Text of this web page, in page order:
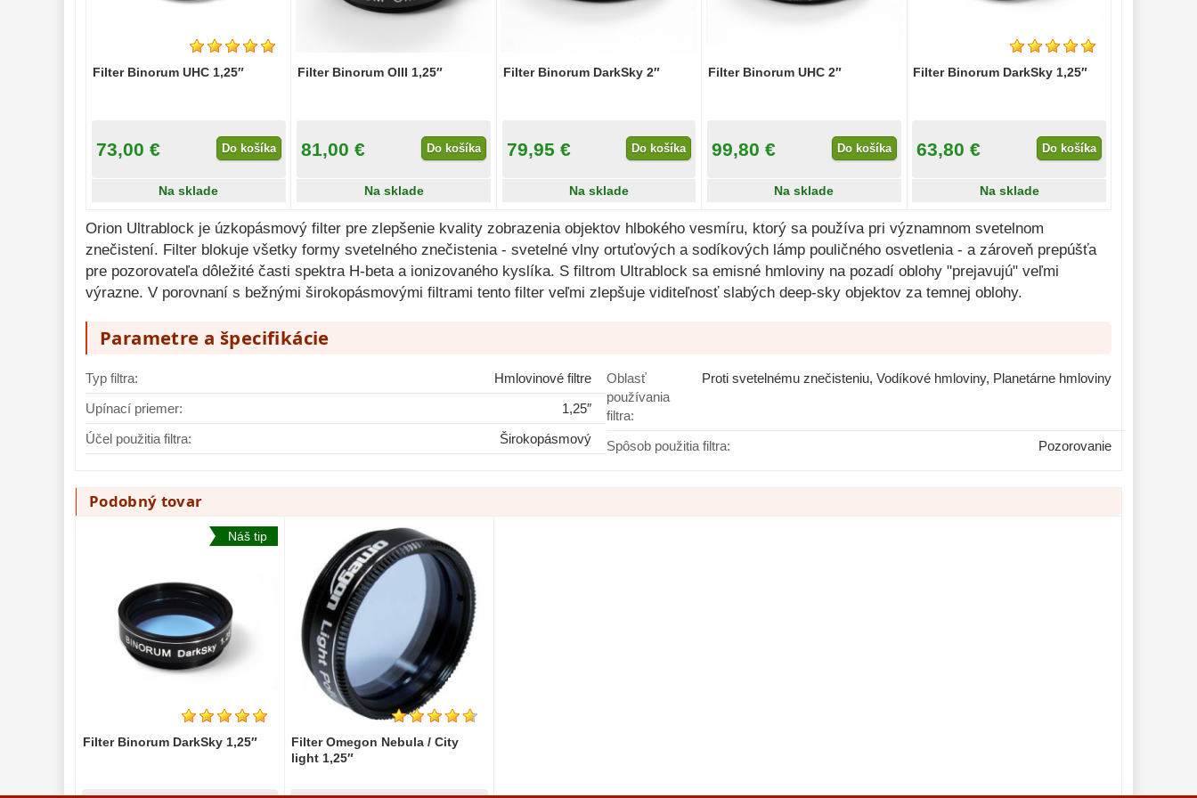
52
Literatúra
28
Filter Binorum UHC 1,25″
73,00 € Do košíka
Na sklade
Filter Binorum OIII 1,25″
81,00 € Do košíka
Na sklade
Filter Binorum DarkSky 2″
79,95 € Do košíka
Na sklade
Filter Binorum UHC 2″
99,80 € Do košíka
Na sklade
Filter Binorum DarkSky 1,25″
63,80 € Do košíka
Na sklade
Filter Astronomik 1,25″ H-beta
101,00 €
Na sklade
Orion Ultrablock je úzkopásmový filter pre zlepšenie kvality zobrazenia objektov hlbokého vesmíru, ktorý sa používa pri významnom svetelnom
znečistení. Filter blokuje všetky formy svetelného znečistenia - svetelné vlny ortuťových a sodíkových lámp pouličného osvetlenia - a zároveň prepúšťa
pre pozorovateľa dôležité časti spektra H-beta a ionizovaného kyslíka. S filtrom Ultrablock sa emisné hmloviny na pozadí oblohy "prejavujú" veľmi
výrazne. V porovnaní s bežnými širokopásmovými filtrami tento filter veľmi zlepšuje viditeľnosť slabých deep-sky objektov za temnej oblohy.
Parametre a špecifikácie
Typ filtra:
Hmlovinové filtre
Upínací priemer:
1,25″
Účel použitia filtra:
Širokopásmový
Oblasť
používania
filtra:
Proti svetelnému znečisteniu, Vodíkové hmloviny, Planetárne hmloviny
Spôsob použitia filtra: Pozorovanie
Podobný tovar
Náš tip
Filter Binorum DarkSky 1,25″
Filter Omegon Nebula / City
light 1,25″